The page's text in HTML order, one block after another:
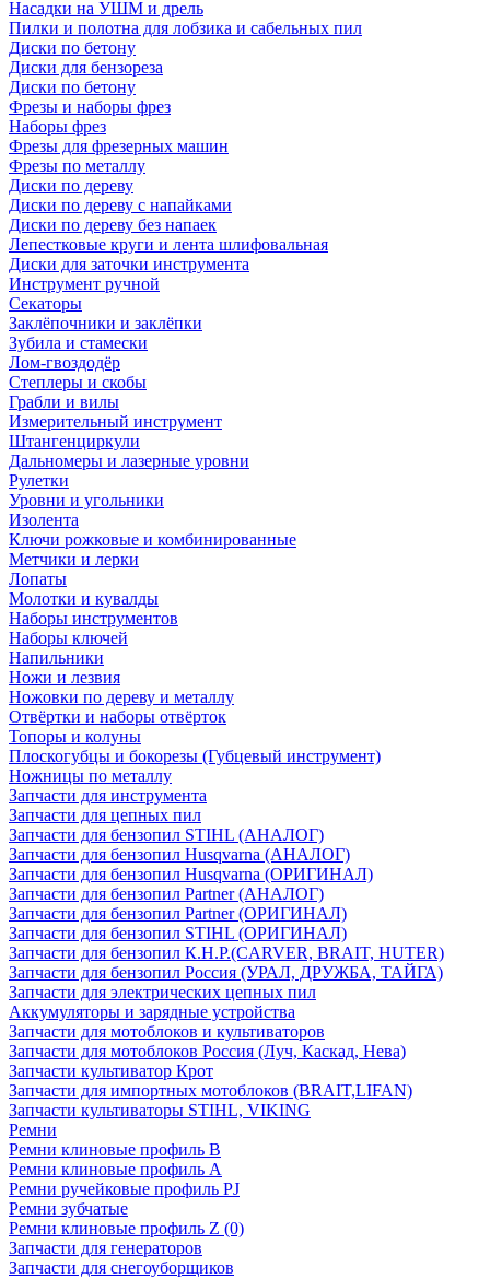
Насадки на УШМ и дрель
Пилки и полотна для лобзика и сабельных пил
Диски по бетону
Диски для бензореза
Диски по бетону
Фрезы и наборы фрез
Наборы фрез
Фрезы для фрезерных машин
Фрезы по металлу
Диски по дереву
Диски по дереву с напайками
Диски по дереву без напаек
Лепестковые круги и лента шлифовальная
Диски для заточки инструмента
Инструмент ручной
Секаторы
Заклёпочники и заклёпки
Зубила и стамески
Лом-гвоздодёр
Степлеры и скобы
Грабли и вилы
Измерительный инструмент
Штангенциркули
Дальномеры и лазерные уровни
Рулетки
Уровни и угольники
Изолента
Ключи рожковые и комбинированные
Метчики и лерки
Лопаты
Молотки и кувалды
Наборы инструментов
Наборы ключей
Напильники
Ножи и лезвия
Ножовки по дереву и металлу
Отвёртки и наборы отвёрток
Топоры и колуны
Плоскогубцы и бокорезы (Губцевый инструмент)
Ножницы по металлу
Запчасти для инструмента
Запчасти для цепных пил
Запчасти для бензопил STIHL (АНАЛОГ)
Запчасти для бензопил Husqvarna (АНАЛОГ)
Запчасти для бензопил Husqvarna (ОРИГИНАЛ)
Запчасти для бензопил Partner (АНАЛОГ)
Запчасти для бензопил Partner (ОРИГИНАЛ)
Запчасти для бензопил STIHL (ОРИГИНАЛ)
Запчасти для бензопил К.Н.Р.(CARVER, BRAIT, HUTER)
Запчасти для бензопил Россия (УРАЛ, ДРУЖБА, ТАЙГА)
Запчасти для электрических цепных пил
Аккумуляторы и зарядные устройства
Запчасти для мотоблоков и культиваторов
Запчасти для мотоблоков Россия (Луч, Каскад, Нева)
Запчасти культиватор Крот
Запчасти для импортных мотоблоков (BRAIT,LIFAN)
Запчасти культиваторы STIHL, VIKING
Ремни
Ремни клиновые профиль B
Ремни клиновые профиль А
Ремни ручейковые профиль PJ
Ремни зубчатые
Ремни клиновые профиль Z (0)
Запчасти для генераторов
Запчасти для снегоуборщиков